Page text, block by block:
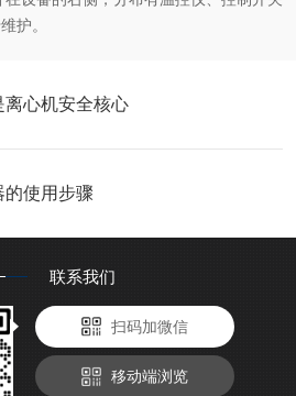
护。
离心机安全核心
的使用步骤
联系我们
扫码加微信
移动端浏览